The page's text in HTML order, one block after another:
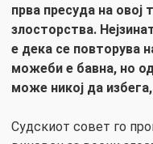
прва пресуда на овој
злосторства.
е дека се повторува
можеби е бавна, но
може никој да избега,
Судскиот совет го